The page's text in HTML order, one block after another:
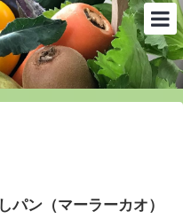
パン（マーラーカオ）